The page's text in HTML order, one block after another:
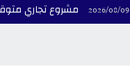
مشروع تجاري متوقف بحي